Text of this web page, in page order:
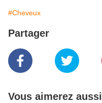
#Cheveux
Partager
Vous aimerez aussi